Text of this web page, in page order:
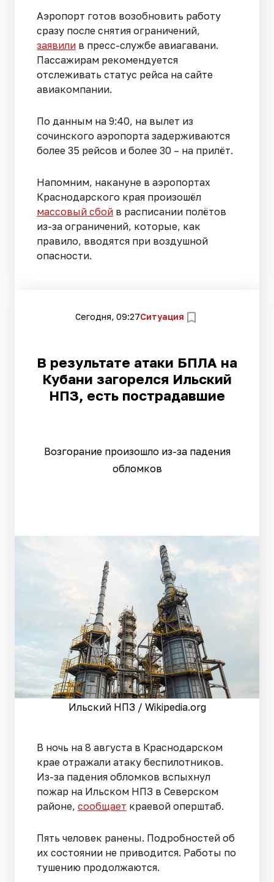
Аэропорт готов возобновить работу
сразу после снятия ограничений,
заявили в пресс-службе авиагавани.
Пассажирам рекомендуется
отслеживать статус рейса на сайте
авиакомпании.
По данным на 9:40, на вылет из
сочинского аэропорта задерживаются
более 35 рейсов и более 30 – на прилёт.
Напомним, накануне в аэропортах
Краснодарского края произошёл
массовый сбой в расписании полётов
из-за ограничений, которые, как
правило, вводятся при воздушной
опасности.
Сегодня, 09:27Ситуация
В результате атаки БПЛА на
Кубани загорелся Ильский
НПЗ, есть пострадавшие
Возгорание произошло из-за падения
обломков
Ильский НПЗ / Wikipedia.org
В ночь на 8 августа в Краснодарском
крае отражали атаку беспилотников.
Из-за падения обломков вспыхнул
пожар на Ильском НПЗ в Северском
районе, сообщает краевой оперштаб.
Пять человек ранены. Подробностей об
их состоянии не приводится. Работы по
тушению продолжаются.